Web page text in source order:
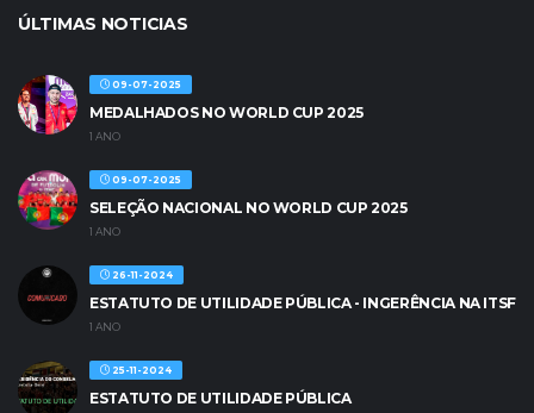
ÚLTIMAS NOTICIAS
09-07-2025
MEDALHADOS NO WORLD CUP 2025
1 ANO
09-07-2025
SELEÇÃO NACIONAL NO WORLD CUP 2025
1 ANO
26-11-2024
ESTATUTO DE UTILIDADE PÚBLICA - INGERÊNCIA NA ITSF
1 ANO
25-11-2024
ESTATUTO DE UTILIDADE PÚBLICA